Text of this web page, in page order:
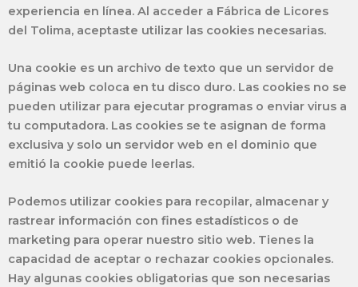
experiencia en línea. Al acceder a Fábrica de Licores
del Tolima, aceptaste utilizar las cookies necesarias.
Una cookie es un archivo de texto que un servidor de
páginas web coloca en tu disco duro. Las cookies no se
pueden utilizar para ejecutar programas o enviar virus a
tu computadora. Las cookies se te asignan de forma
exclusiva y solo un servidor web en el dominio que
emitió la cookie puede leerlas.
Podemos utilizar cookies para recopilar, almacenar y
rastrear información con fines estadísticos o de
marketing para operar nuestro sitio web. Tienes la
capacidad de aceptar o rechazar cookies opcionales.
Hay algunas cookies obligatorias que son necesarias